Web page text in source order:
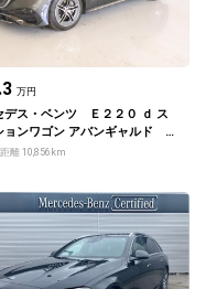
万円
デス・ベンツ Ｅ２２０ ｄ ス
ョンワゴン アバンギャルド Ａ
インパッケージ・レザーエクス
距離 10,856km